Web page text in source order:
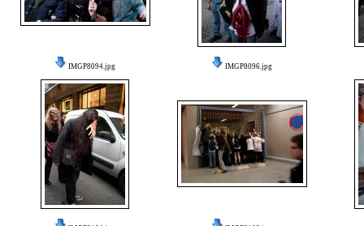
IMGP8094.jpg IMGP8096.jpg